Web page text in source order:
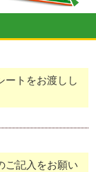
ートをお渡しし
ご記入をお願い